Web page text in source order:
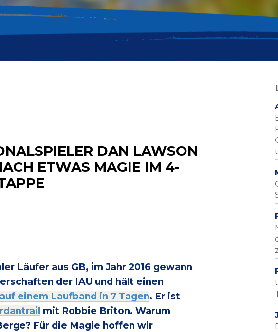
DAN LAWSON
ETWAS MAGIE IM 4-
Läufer aus GB, im Jahr 2016 gewann
der IAU und hält einen
einem Laufband in 7 Tagen. Er ist
mit Robbie Briton. Warum
Für die Magie hoffen wir